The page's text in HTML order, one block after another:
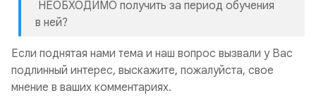
НЕОБХОДИМО получить за период обучения
в ней?
Если поднятая нами тема и наш вопрос вызвали у Вас
подлинный интерес, выскажите, пожалуйста, свое
мнение в ваших комментариях.